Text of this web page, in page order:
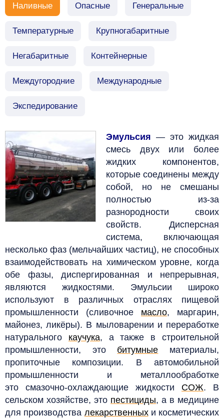
Наливные Опасные Генеральные
Температурные Крупногабаритные
Негабаритные Контейнерные
Междугородние Международные
Экспедирование
Эмульсия — это жидкая
смесь двух или более
жидких компонентов,
которые соединены между
собой, но не смешаны
полностью из-за
разнородности своих
свойств. Дисперсная
система, включающая
несколько фаз (мельчайших частиц), не способных
взаимодействовать на химическом уровне, когда
обе фазы, диспергированная и непрерывная,
являются жидкостями. Эмульсии широко
используют в различных отраслях пищевой
промышленности (сливочное масло, маргарин,
майонез, ликёры). В мыловарении и переработке
натурального каучука, а также в строительной
промышленности, это битумные материалы,
пропиточные композиции. В автомобильной
промышленности и металлообработке
это смазочно-охлаждающие жидкости СОЖ. В
сельском хозяйстве, это пестициды, а в медицине
для производства лекарственныхи косметических